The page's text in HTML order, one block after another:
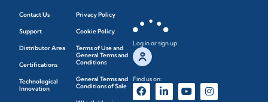
Contact Us
Support
Distributor Area
Certifications
Technological
Innovation
Privacy Policy
Cookie Policy
Terms of Use and
General Terms and
Conditions
General Terms and
Conditions of Sale
Log in or sign up
Find us on: